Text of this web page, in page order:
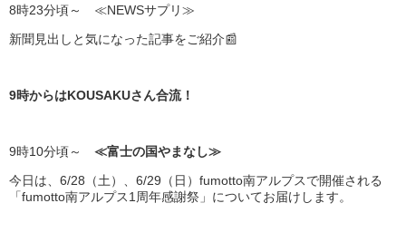
8時23分頃～ ≪NEWSサプリ≫
新聞見出しと気になった記事をご紹介📰
9時からはKOUSAKUさん合流！
9時10分頃～ ≪富士の国やまなし≫
今日は、6/28（土）、6/29（日）fumotto南アルプスで開催される
「fumotto南アルプス1周年感謝祭」についてお届けします。